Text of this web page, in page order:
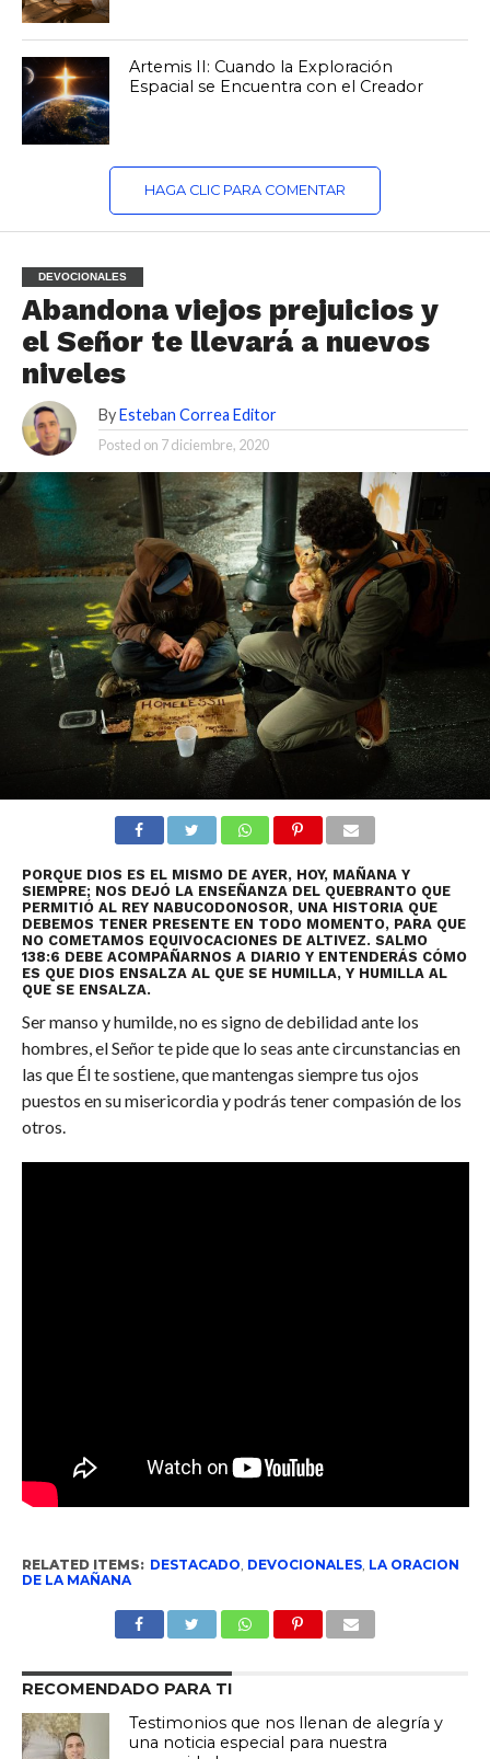
Artemis II: Cuando la Exploración
Espacial se Encuentra con el Creador
HAGA CLIC PARA COMENTAR
DEVOCIONALES
Abandona viejos prejuicios y
el Señor te llevará a nuevos
niveles
By Esteban Correa Editor
Posted on 7 diciembre, 2020
PORQUE DIOS ES EL MISMO DE AYER, HOY, MAÑANA Y
SIEMPRE; NOS DEJÓ LA ENSEÑANZA DEL QUEBRANTO QUE
PERMITIÓ AL REY NABUCODONOSOR, UNA HISTORIA QUE
DEBEMOS TENER PRESENTE EN TODO MOMENTO, PARA QUE
NO COMETAMOS EQUIVOCACIONES DE ALTIVEZ. SALMO
138:6 DEBE ACOMPAÑARNOS A DIARIO Y ENTENDERÁS CÓMO
ES QUE DIOS ENSALZA AL QUE SE HUMILLA, Y HUMILLA AL
QUE SE ENSALZA.
Ser manso y humilde, no es signo de debilidad ante los
hombres, el Señor te pide que lo seas ante circunstancias en
las que Él te sostiene, que mantengas siempre tus ojos
puestos en su misericordia y podrás tener compasión de los
otros.
RELATED ITEMS: DESTACADO DEVOCIONALES, LA ORACION
DE LA MAÑANA
RECOMENDADO PARA TI
Testimonios que nos llenan de alegría y
una noticia especial para nuestra